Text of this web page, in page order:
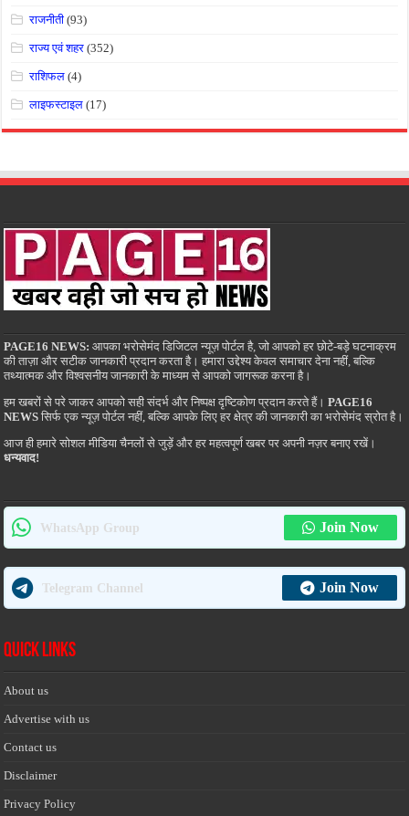
राजनीती (93)
राज्य एवं शहर (352)
राशिफल (4)
लाइफस्टाइल (17)
PAGE16 NEWS: आपका भरोसेमंद डिजिटल न्यूज़ पोर्टल है, जो आपको हर छोटे-बड़े घटनाक्रम
की ताज़ा और सटीक जानकारी प्रदान करता है। हमारा उद्देश्य केवल समाचार देना नहीं, बल्कि
तथ्यात्मक और विश्वसनीय जानकारी के माध्यम से आपको जागरूक करना है।
हम खबरों से परे जाकर आपको सही संदर्भ और निष्पक्ष दृष्टिकोण प्रदान करते हैं।PAGE16
NEWS सिर्फ एक न्यूज़ पोर्टल नहीं, बल्कि आपके लिए हर क्षेत्र की जानकारी का भरोसेमंद स्रोत है।
आज ही हमारे सोशल मीडिया चैनलों से जुड़ें और हर महत्वपूर्ण खबर पर अपनी नज़र बनाए रखें।
धन्यवाद!
WhatsApp Group Join Now
Telegram Channel Join Now
Quick Links
About us
Advertise with us
Contact us
Disclaimer
Privacy Policy